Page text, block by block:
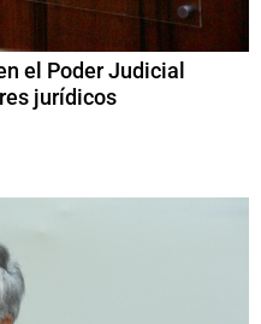
el Poder Judicial
jurídicos